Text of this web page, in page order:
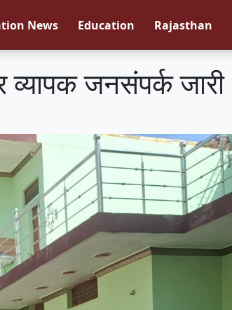
News Education Rajasthan
व्यापक जनसंपर्क जारी